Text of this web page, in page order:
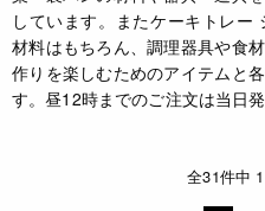
しています。またケーキトレ
材料はもちろん、調理器具や食
作りを楽しむためのアイテムと
す。昼12時までのご注文は当日発
全31件中